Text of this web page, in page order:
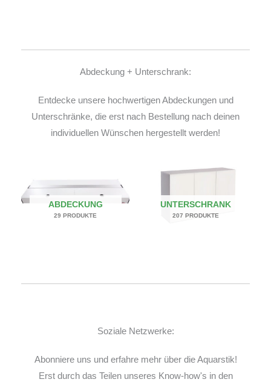
Abdeckung + Unterschrank:
Entdecke unsere hochwertigen Abdeckungen und
Unterschränke, die erst nach Bestellung nach deinen
individuellen Wünschen hergestellt werden!
ABDECKUNG
29 PRODUKTE
UNTERSCHRANK
207 PRODUKTE
Soziale Netzwerke:
Abonniere uns und erfahre mehr über die Aquarstik!
Erst durch das Teilen unseres Know-how's in den